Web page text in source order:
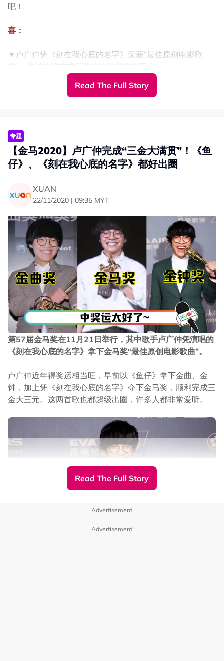
吧！
喜：
▼卢广仲凭《刻在我心底的名字》荣获“最佳原创电影歌
后”，因此她忍不住在台上哭了。另外，她也是最佳女配角
得主，并且在领取该奖时就已经哭过一次。
她发表得奖感言时同样泪奔了。
Read The Full Story
专题
【金马2020】卢广仲完成“三金大满贯”！《鱼
仔》、《刻在我心底的名字》都好出圈
XUAN
22/11/2020 | 09:35 MYT
第57届金马奖在11月21日举行，其中歌手卢广仲凭演唱的
《刻在我心底的名字》拿下金马奖“最佳原创电影歌曲”。
卢广仲近年得奖运相当旺，早前以《鱼仔》拿下金曲、金
钟，加上凭《刻在我心底的名字》夺下金马奖，顺利完成三
金大三元。这两首歌也都超级出圈，许多人都非常爱听。
Read The Full Story
Advertisement
Advertisement